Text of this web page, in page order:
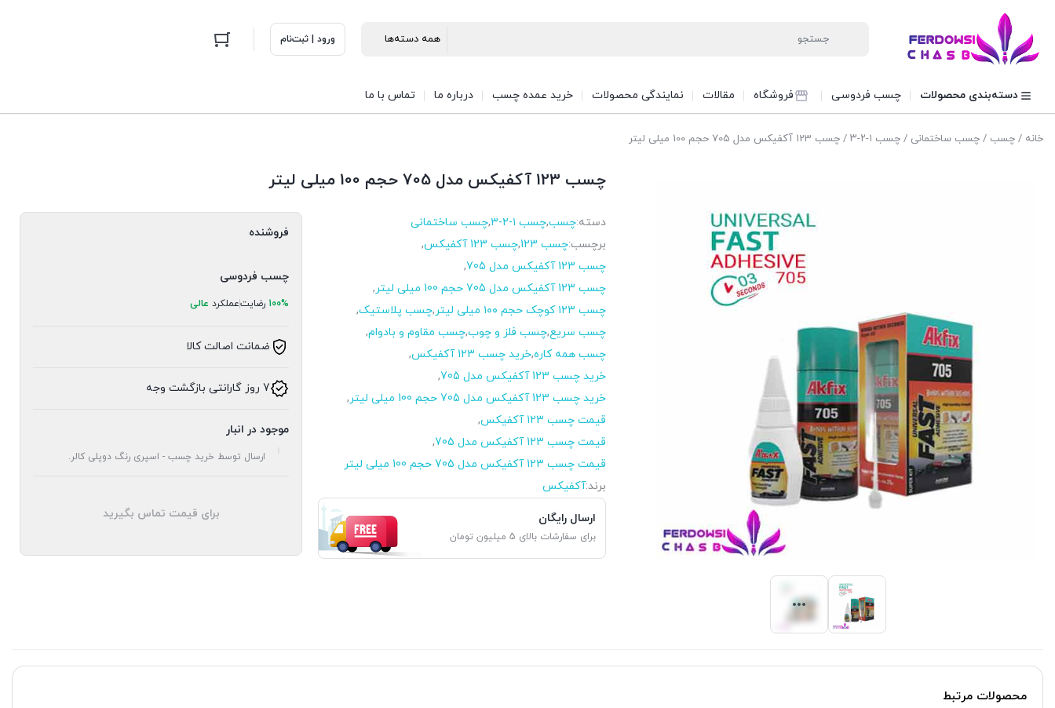
ورود | ثبت‌نام
دسته‌بندی محصولات چسب فردوسی فروشگاه مقالات نمایندگی محصولات خرید عمده چسب درباره ما تماس با ما
خانه / چسب / چسب ساختمانی / چسب ۱-۲-۳ / چسب 123 آکفیکس مدل 705 حجم 100 میلی لیتر
چسب 123 آکفیکس مدل 705 حجم 100 میلی لیتر
دسته:چسب,چسب ۱-۲-۳ ,چسب ساختمانی
برچسب:چسب 123 ,چسب 123 آکفیکس
,
چسب 123 آکفیکس مدل 705
,
چسب 123 آکفیکس مدل 705 حجم 100 میلی لیتر
,
چسب ۱۲۳ کوچک حجم ۱۰۰ میلی لیتر
,چسب پلاستیک,
چسب سریع,چسب فلز و چوب,چسب مقاوم و بادوام,
چسب همه کاره,خرید چسب 123 آکفیکس
,
خرید چسب 123 آکفیکس مدل 705
,
خرید چسب 123 آکفیکس مدل 705 حجم 100 میلی لیتر
,
قیمت چسب 123 آکفیکس
,
قیمت چسب 123 آکفیکس مدل 705
,
قیمت چسب 123 آکفیکس مدل 705 حجم 100 میلی لیتر
برند:آکفیکس
ارسال رایگان
برای سفارشات بالای 5 میلیون تومان
فروشنده
چسب فردوسی
100% رضایتعملکرد عالی
ضمانت اصالت کالا
7 روز گارانتی بازگشت وجه
موجود در انبار
ارسال توسط خرید چسب - اسپری رنگ دوپلی کالر.
برای قیمت تماس بگیرید
محصولات مرتبط